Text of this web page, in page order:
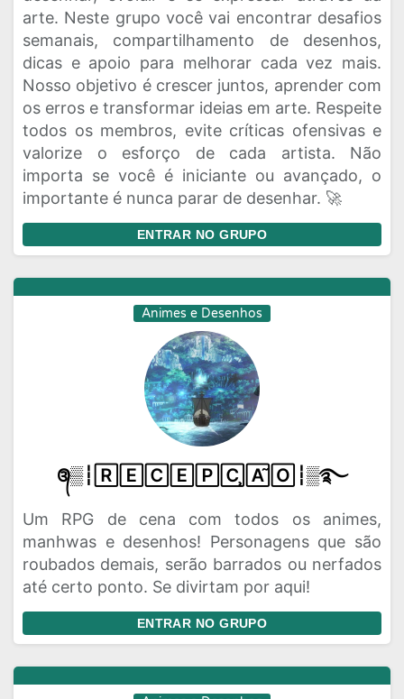
arte. Neste grupo você vai encontrar desafios
semanais, compartilhamento de desenhos,
dicas e apoio para melhorar cada vez mais.
Nosso objetivo é crescer juntos, aprender com
os erros e transformar ideias em arte. Respeite
todos os membros, evite críticas ofensivas e
valorize o esforço de cada artista. Não
importa se você é iniciante ou avançado, o
importante é nunca parar de desenhar. 🚀
ENTRAR NO GRUPO
Animes e Desenhos
᭕▒┆🅁🄴🄲🄴🄿🄲̧🄰̃🄾┆▒࿐
Um RPG de cena com todos os animes,
manhwas e desenhos! Personagens que são
roubados demais, serão barrados ou nerfados
até certo ponto. Se divirtam por aqui!
ENTRAR NO GRUPO